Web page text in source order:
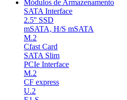
Módulos de Armazenamento
SATA Interface
2.5'' SSD
mSATA, H/S mSATA
M.2
Cfast Card
SATA Slim
PCIe Interface
M.2
CF express
U.2